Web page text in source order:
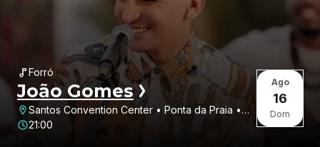
Forró
João Gomes
Santos Convention Center • Ponta da Praia •
Santos • SP
21:00
Ago
16
Dom